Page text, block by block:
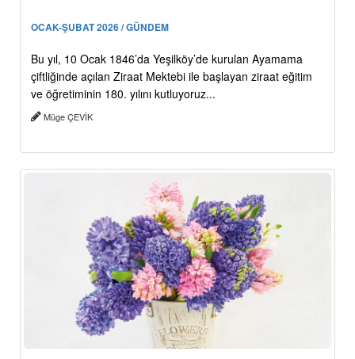
OCAK-ŞUBAT 2026 / GÜNDEM
Bu yıl, 10 Ocak 1846’da Yeşilköy’de kurulan Ayamama
çiftliğinde açılan Ziraat Mektebi ile başlayan ziraat eğitim
ve öğretiminin 180. yılını kutluyoruz...
Müge ÇEVİK